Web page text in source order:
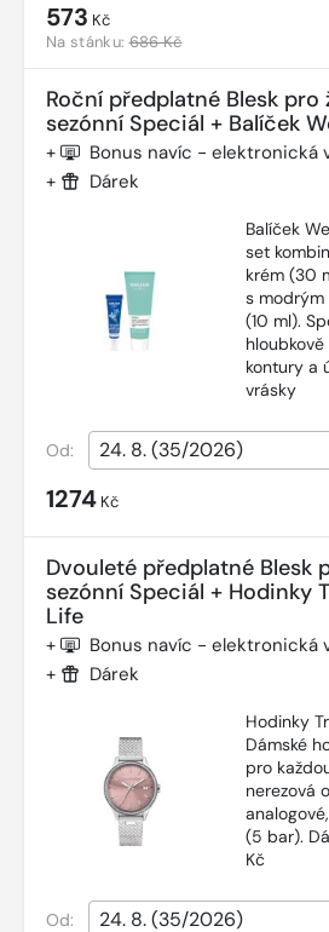
573 Kč
Na stánku:686 Kč
Roční předplatné Blesk pro
sezónní Speciál + Balíček
+ Bonus navíc - elektronická
+ Dárek
Balíček
set
krém (30
s
(10 ml).
kontury a
vrásky
Od:
1274 Kč
Dvouleté předplatné Blesk
sezónní Speciál + Hodinky
Life
+ Bonus navíc - elektronická
+ Dárek
Hodinky
Dámské
pro
nerezová
(5 bar).
Kč
Od: